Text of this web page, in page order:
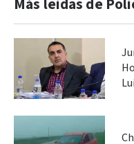
Más leidas de